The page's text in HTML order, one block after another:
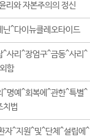
리와 자본주의의 정신
닌^다이뉴클레오타이드
사리^장엄구^금동^사리^
외함
명예^회복에^관한^특별^
치법
자^지원^및^단체^설립에^